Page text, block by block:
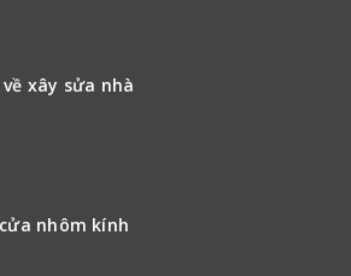
xây sửa nhà
nhôm kính